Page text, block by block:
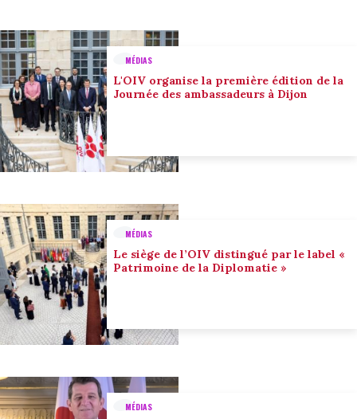
MÉDIAS
L'OIV organise la première édition de la
Journée des ambassadeurs à Dijon
MÉDIAS
Le siège de l’OIV distingué par le label «
Patrimoine de la Diplomatie »
MÉDIAS